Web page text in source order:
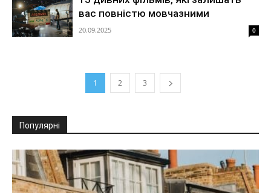
вас повністю мовчазними
20.09.2025 0
1 2 3
Популярні